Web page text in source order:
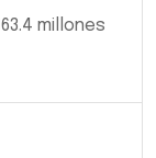
millones